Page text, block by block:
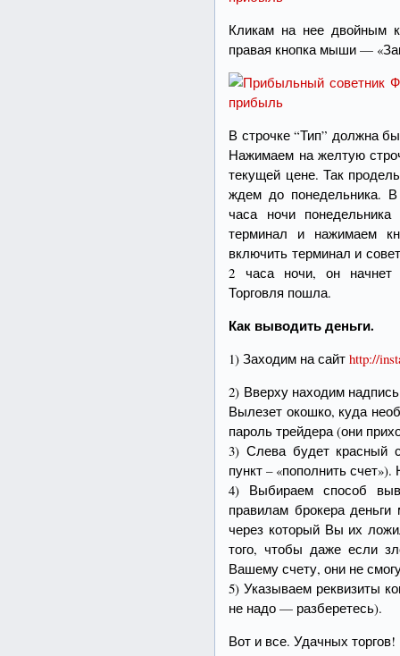
Кликам на нее двойным
правая кнопка мыши —
В строчке “Тип” должна
Нажимаем на желтую
текущей цене. Так
ждем до понедельника.
часа ночи
терминал и нажимаем
включить терминал и
2 часа ночи, он начнет
Торговля пошла.
Как выводить деньги.
1) Заходим на сайтhttp://
2) Вверху находим
Вылезет окошко, куда
пароль трейдера (они
3) Слева будет
пункт – «пополнить
4) Выбираем способ
правилам брокера
через который Вы их
того, чтобы даже если
Вашему счету, они не
5) Указываем реквизиты
не надо — разберетесь).
Вот и все. Удачных торгов!